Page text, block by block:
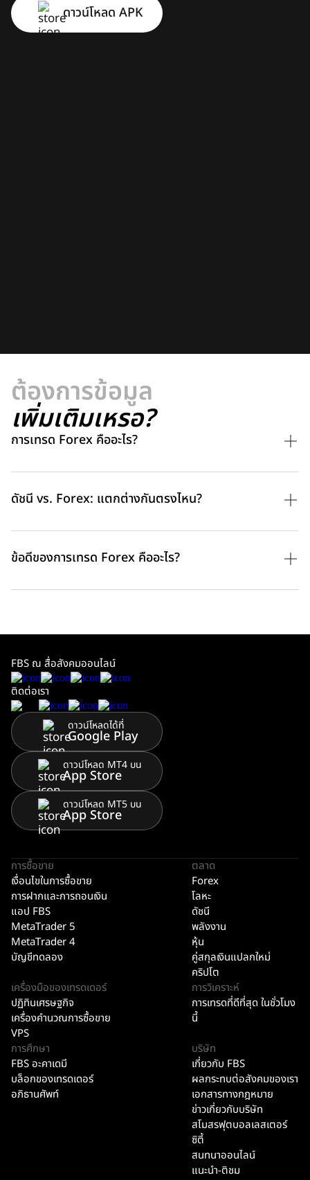
ดาวน์โหลด APK
ต้องการข้อมูล
เพิ่มเติมเหรอ?
การเทรด Forex คืออะไร?
ดัชนี vs. Forex: แตกต่างกันตรงไหน?
ข้อดีของการเทรด Forex คืออะไร?
FBS ณ สื่อสังคมออนไลน์
ติดต่อเรา
ดาวน์โหลดได้ที่
Google Play
ดาวน์โหลด MT4 บน
App Store
ดาวน์โหลด MT5 บน
App Store
การซื้อขาย
เงื่อนไขในการซื้อขาย
การฝากและการถอนเงิน
แอป FBS
MetaTrader 5
MetaTrader 4
บัญชีทดลอง
ตลาด
Forex
โลหะ
ดัชนี
พลังงาน
หุ้น
คู่สกุลเงินแปลกใหม่
คริปโต
เครื่องมือของเทรดเดอร์
ปฏิทินเศรษฐกิจ
เครื่องคำนวณการซื้อขาย
VPS
การวิเคราะห์
การเทรดที่ดีที่สุด ในชั่วโมง
นี้
การศึกษา
FBS อะคาเดมี
บล็อกของเทรดเดอร์
อภิธานศัพท์
บริษัท
เกี่ยวกับ FBS
ผลกระทบต่อสังคมของเรา
เอกสารทางกฎหมาย
ข่าวเกี่ยวกับบริษัท
สโมสรฟุตบอลเลสเตอร์
ซิตี้
สนทนาออนไลน์
แนะนำ-ติชม